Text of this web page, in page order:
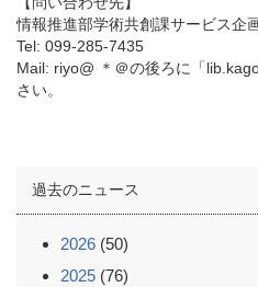
情報推進部学術共創課サービス企
Tel: 099-285-7435
Mail: riyo@ ＊＠の後ろに「
さい。
過去のニュース
2026 (50)
2025 (76)